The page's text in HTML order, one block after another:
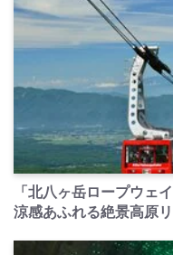
「北八ヶ岳ロープウェ
涼感あふれる絶景高原